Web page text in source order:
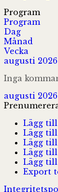
Program
Program
Dag
Månad
Vecka
augusti 2026
Inga
augusti 2026
Lägg
Lägg
Lägg
Lägg
Lägg
Export